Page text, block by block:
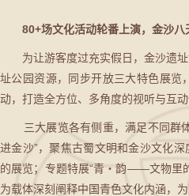
80+场文化活动轮番上演，金沙八
为让游客度过充实假日，金沙遗址
址公园资源，同步开放三大特色展览
动，打造全方位、多角度的视听与互动
三大展览各有侧重，满足不同群体
进金沙”，聚焦古蜀文明和金沙文化
的展览；专题特展“青・韵——文物里
为载体深刻阐释中国青色文化内涵，